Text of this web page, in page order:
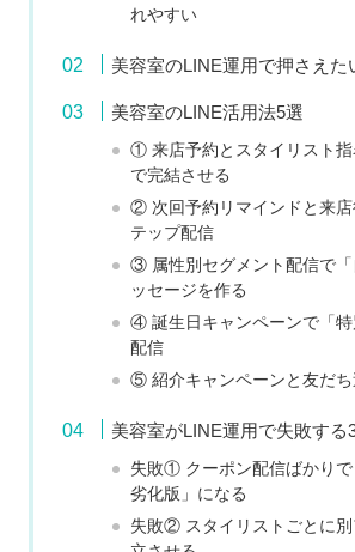
れやすい
美容室のLINE運用で押さえた
美容室のLINE活用法5選
① 来店予約とスタイリスト
で完結させる
② 次回予約リマインドと来店
テップ配信
③ 属性別セグメント配信で「
ッセージを作る
④ 誕生日キャンペーンで「特
配信
⑤ 紹介キャンペーンと友だ
美容室がLINE運用で失敗する
失敗① クーポン配信ばかり
劣化版」になる
失敗② スタイリストごとに